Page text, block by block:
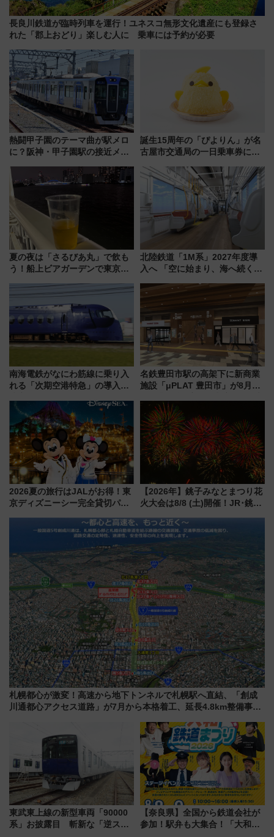
長良川鉄道が臨時列車を運行！ユネスコ無形文化遺産にも登録さ
れた「郡上おどり」楽しむ人に 乗車には予約が必要
熱闘甲子園のテーマ曲が駅メロ
に？阪神・甲子園駅の接近メロ
谷実アレンジの特別仕様へ、8月
5日始発から
誕生15周年の「ぴよりん」が名
古屋市交通局の一日乗車券に！
定1万5000枚】
夏の夜は「さるびあ丸」で飲も
う！船上ビアガーデンで東京湾
杯……工場直送生ビールや島グ
ルメが美味い
北陸鉄道「1M系」2027年度導
入へ 「空に始まり、海へ続く」
神秘的なデザイン
南海電鉄がなにわ筋線に乗り入
れる「次期空港特急」の導入を
日本初の鉄道デザイン
名鉄豊田市駅の高架下に新商業
施設「μPLAT 豊田市」が8月26
たな玄関口へ
2026夏の旅行はJALがお得！東
京ディズニーシー完全貸切パー
ーン始まる 条件は「夏の国内
【2026年】銚子みなとまつり花
火大会は8/8 (土)開催！JR･銚子
報、利根川に咲く8,000発の大迫
力＆屋台を満喫
札幌都心が激変！高速から地下トンネルで札幌駅へ直結、「創成
川通都心アクセス道路」が7月から本格着工、延長4.8km整備事業
東武東上線の新型車両「90000
系」お披露目 斬新な「逆スラ
【奈良県】全国から鉄道会社が
参加！駅弁も大集合！「大和鉄